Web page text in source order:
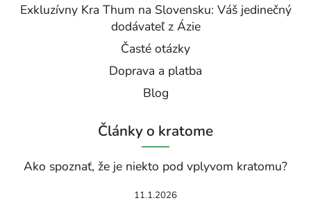
Exkluzívny Kra Thum na Slovensku: Váš jedinečný
dodávateľ z Ázie
Časté otázky
Doprava a platba
Blog
Články o kratome
Ako spoznať, že je niekto pod vplyvom kratomu?
11.1.2026